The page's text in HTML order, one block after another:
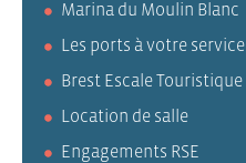
Marina du Moulin Blanc
Les ports à votre service
Brest Escale Touristique
Location de salle
Engagements RSE